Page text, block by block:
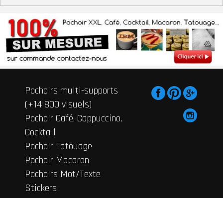
Pochoirs multi-supports
(+14 800 visuels)
Pochoir Café, Cappuccino,
Cocktail
Pochoir Tatouage
Pochoir Macaron
Pochoirs Mot/Texte
Stickers